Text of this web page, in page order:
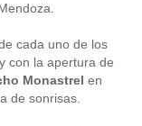
cada uno de los
con la apertura de
Monastrel en
de sonrisas.